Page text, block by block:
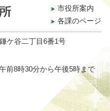
市役所案内
各課のページ
ケ谷二丁目6番1号
前8時30分から午後5時まで